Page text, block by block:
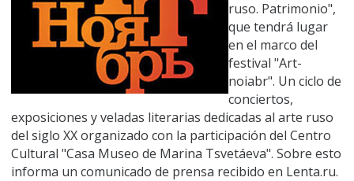
ruso. Patrimonio",
que tendrá lugar
en el marco del
festival "Art-
noiabr". Un ciclo de
conciertos,
exposiciones y veladas literarias dedicadas al arte ruso
del siglo XX organizado con la participación del Centro
Cultural "Casa Museo de Marina Tsvetáeva". Sobre esto
informa un comunicado de prensa recibido en Lenta.ru.